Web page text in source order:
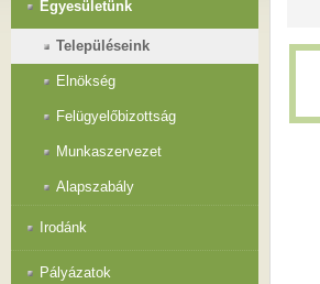
Egyesületünk
Településeink
Elnökség
Felügyelőbizottság
Munkaszervezet
Alapszabály
Irodánk
Pályázatok